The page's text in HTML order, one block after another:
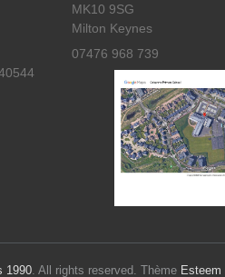
MK10 9SG
Milton Keynes
07476 968 739
1990. All rights reserved. Thème Esteem